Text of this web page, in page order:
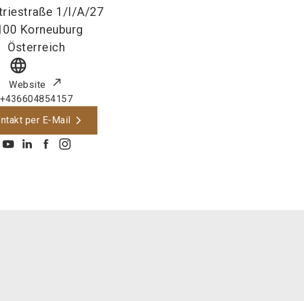
1/I/A/27
Korneuburg
Österreich
language
Website
+436604854157
per E-Mail